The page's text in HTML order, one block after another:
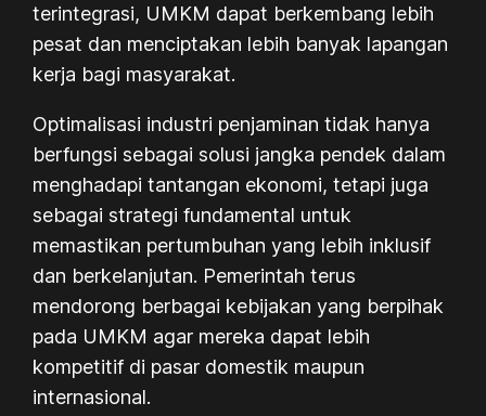
terintegrasi, UMKM dapat berkembang lebih
pesat dan menciptakan lebih banyak lapangan
kerja bagi masyarakat.
Optimalisasi industri penjaminan tidak hanya
berfungsi sebagai solusi jangka pendek dalam
menghadapi tantangan ekonomi, tetapi juga
sebagai strategi fundamental untuk
memastikan pertumbuhan yang lebih inklusif
dan berkelanjutan. Pemerintah terus
mendorong berbagai kebijakan yang berpihak
pada UMKM agar mereka dapat lebih
kompetitif di pasar domestik maupun
internasional.